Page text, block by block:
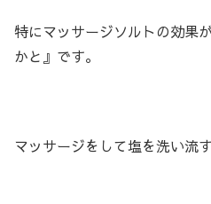
特にマッサージソルトの効果
かと』です。
マッサージをして塩を洗い流す